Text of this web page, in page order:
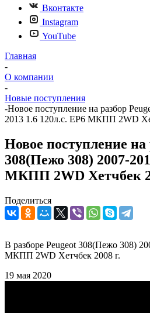
Вконтакте
Instagram
YouTube
Главная
-
О компании
-
Новые поступления
-Новое поступление на разбор
2013 1.6 120л.с. EP6 МКПП 2WD
Новое поступление на
308(Пежо 308) 2007-
МКПП 2WD Хетчбек
Поделиться
В разборе Peugeot 308(Пежо 308)
МКПП 2WD Хетчбек 2008 г.
19 мая 2020